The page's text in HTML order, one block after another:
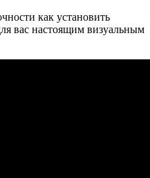
как установить
вас настоящим визуальным